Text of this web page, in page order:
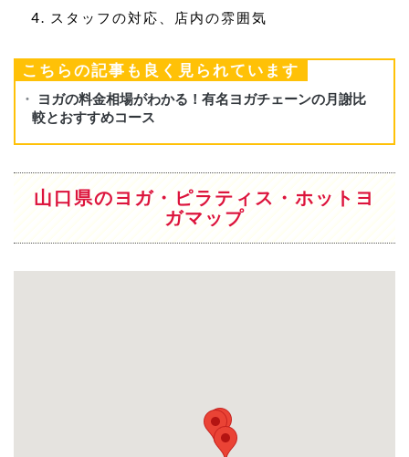
スタッフの対応、店内の雰囲気
こちらの記事も良く見られています
山口県のヨガ・ピラティス・ホットヨ
ガマップ